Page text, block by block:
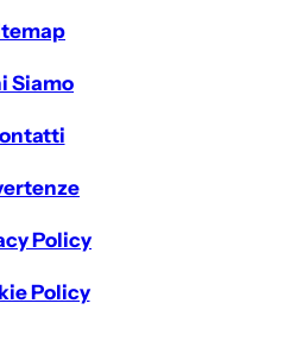
Siamo
Policy
Policy